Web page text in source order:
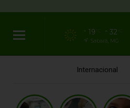
19 32
Sabará, MG
Internacional